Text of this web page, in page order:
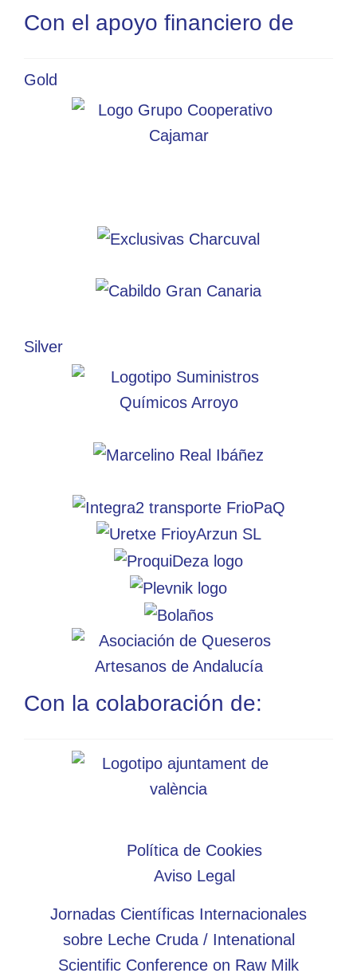
Con el apoyo financiero de
Gold
Silver
Con la colaboración de:
Política de Cookies
Aviso Legal
Jornadas Científicas Internacionales
sobre Leche Cruda / Intenational
Scientific Conference on Raw Milk